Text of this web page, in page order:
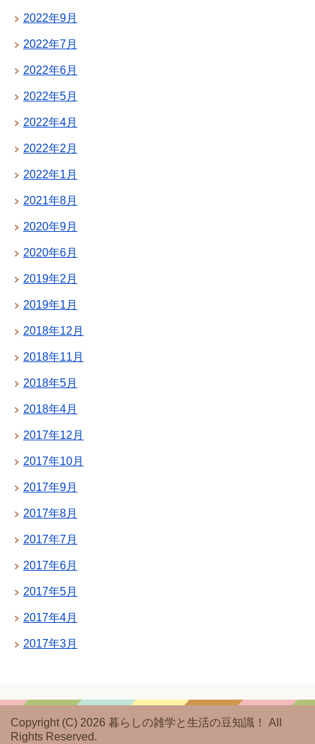
2022年9月
2022年7月
2022年6月
2022年5月
2022年4月
2022年2月
2022年1月
2021年8月
2020年9月
2020年6月
2019年2月
2019年1月
2018年12月
2018年11月
2018年5月
2018年4月
2017年12月
2017年10月
2017年9月
2017年8月
2017年7月
2017年6月
2017年5月
2017年4月
2017年3月
Copyright (C) 2026 暮らしの雑学と生活の豆知識！ All
Rights Reserved.